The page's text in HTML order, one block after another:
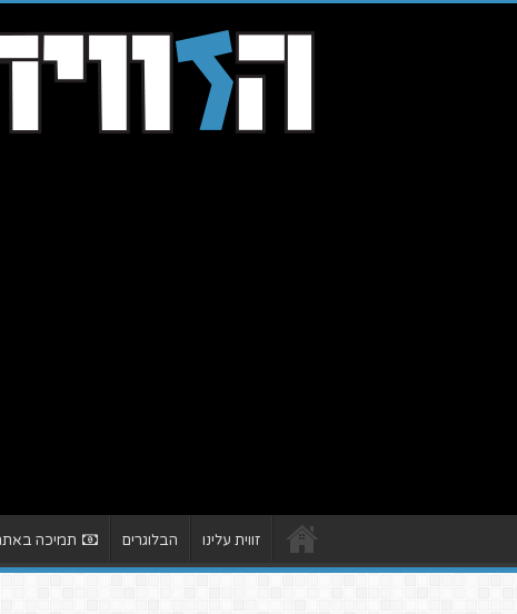
זווית עלינו הבלוגרים תמיכה באתר